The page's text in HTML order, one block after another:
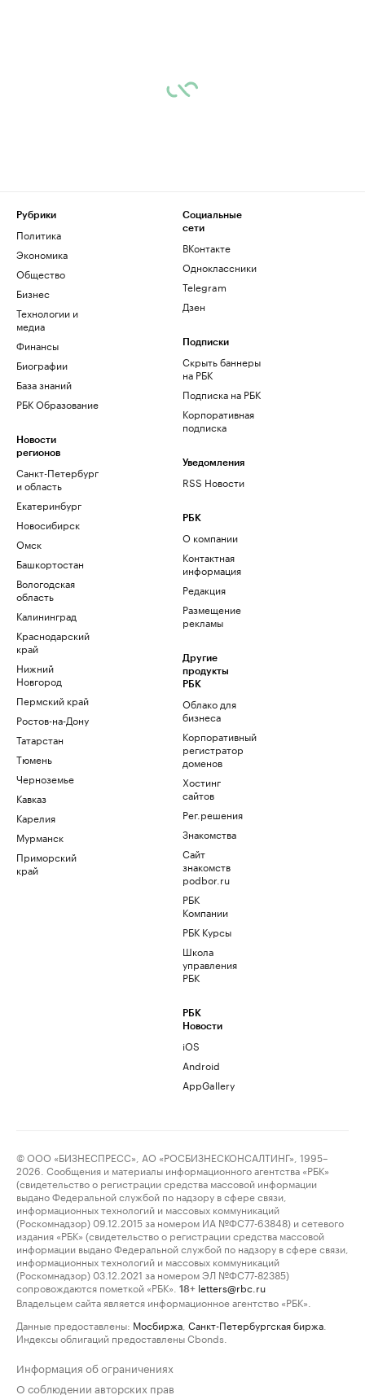
Рубрики
Политика
Экономика
Общество
Бизнес
Технологии и
медиа
Финансы
Биографии
База знаний
РБК Образование
Новости
регионов
Санкт-Петербург
и область
Екатеринбург
Новосибирск
Омск
Башкортостан
Вологодская
область
Калининград
Краснодарский
край
Нижний
Новгород
Пермский край
Ростов-на-Дону
Татарстан
Тюмень
Черноземье
Кавказ
Карелия
Мурманск
Приморский
край
Социальные
сети
ВКонтакте
Одноклассники
Telegram
Дзен
Подписки
Скрыть баннеры
на РБК
Подписка на РБК
Корпоративная
подписка
Уведомления
RSS Новости
РБК
О компании
Контактная
информация
Редакция
Размещение
рекламы
Другие
продукты
РБК
Облако для
бизнеса
Корпоративный
регистратор
доменов
Хостинг
сайтов
Рег.решения
Знакомства
Сайт
знакомств
podbor.ru
РБК
Компании
РБК Курсы
Школа
управления
РБК
РБК
Новости
iOS
Android
AppGallery
© ООО «БИЗНЕСПРЕСС», АО «РОСБИЗНЕСКОНСАЛТИНГ», 1995–
2026. Сообщения и материалы информационного агентства «РБК»
(свидетельство о регистрации средства массовой информации
выдано Федеральной службой по надзору в сфере связи,
информационных технологий и массовых коммуникаций
(Роскомнадзор) 09.12.2015 за номером ИА №ФС77-63848) и сетевого
издания «РБК» (свидетельство о регистрации средства массовой
информации выдано Федеральной службой по надзору в сфере связи,
информационных технологий и массовых коммуникаций
(Роскомнадзор) 03.12.2021 за номером ЭЛ №ФС77-82385)
сопровождаются пометкой «РБК».
18+ letters@rbc.ru
Владельцем сайта является информационное агентство «РБК».
Данные предоставлены: Мосбиржа Санкт-Петербургская биржа
Индексы облигаций предоставлены Cbonds.
Информация об ограничениях
О соблюдении авторских прав